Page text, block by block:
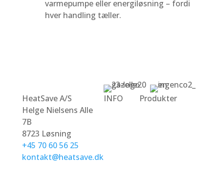
varmepumpe eller energiløsning – fordi
hver handling tæller.
HeatSave A/S
Helge Nielsens Alle
7B
8723 Løsning
+45 70 60 56 25
kontakt@heatsave.dk
INFO
Heatsave
Produkter